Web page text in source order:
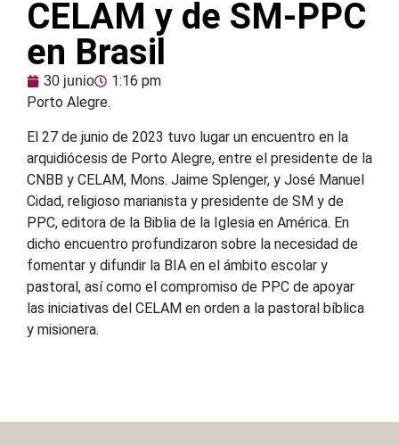
CELAM y de SM-PPC
en Brasil
30 junio
1:16 pm
Porto Alegre.
El 27 de junio de 2023 tuvo lugar un encuentro en la
arquidiócesis de Porto Alegre, entre el presidente de la
CNBB y CELAM, Mons. Jaime Splenger, y José Manuel
Cidad, religioso marianista y presidente de SM y de
PPC, editora de la Biblia de la Iglesia en América. En
dicho encuentro profundizaron sobre la necesidad de
fomentar y difundir la BIA en el ámbito escolar y
pastoral, así como el compromiso de PPC de apoyar
las iniciativas del CELAM en orden a la pastoral bíblica
y misionera.